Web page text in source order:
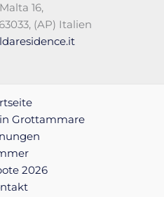
16,
(AP) Italien
Grottammare
2026